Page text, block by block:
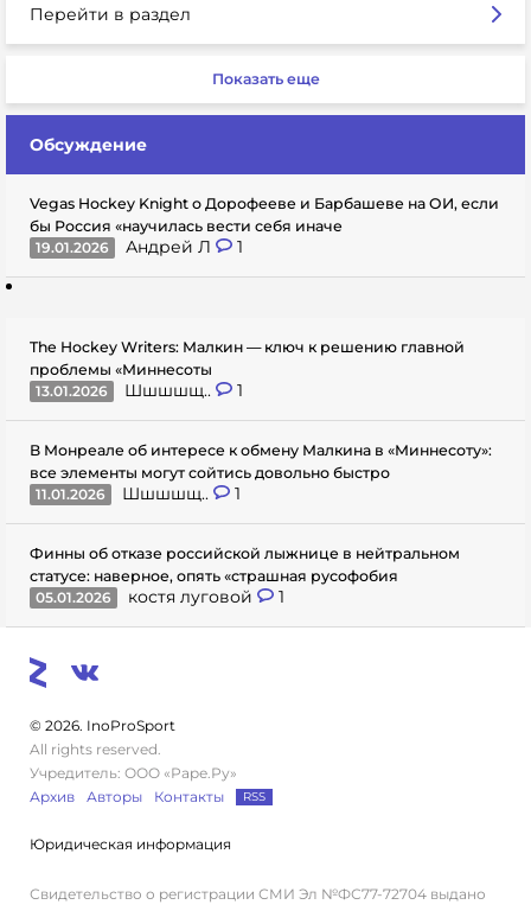
Перейти в раздел
Показать еще
Обсуждение
Vegas Hockey Knight о Дорофееве и Барбашеве на ОИ, если
бы Россия «научилась вести себя иначе
19.01.2026
Андрей Л 1
The Hockey Writers: Малкин — ключ к решению главной
проблемы «Миннесоты
13.01.2026
Шшшшщ.. 1
В Монреале об интересе к обмену Малкина в «Миннесоту»:
все элементы могут сойтись довольно быстро
11.01.2026
Шшшшщ.. 1
Финны об отказе российской лыжнице в нейтральном
статусе: наверное, опять «страшная русофобия
05.01.2026
костя луговой 1
© 2026. InoProSport
All rights reserved.
Учредитель: ООО «Раре.Ру»
Архив
Авторы Контакты RSS
Юридическая информация
Свидетельство о регистрации СМИ Эл №ФС77-72704 выдано